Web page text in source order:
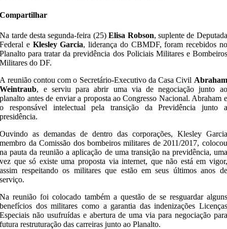
Compartilhar
Na tarde desta segunda-feira (25)Elisa Robson, suplente de Deputada
Federal e Klesley Garcia, liderança do CBMDF, foram recebidos no
Planalto para tratar da previdência dos Policiais Militares e Bombeiros
Militares do DF.
A reunião contou com o Secretário-Executivo da Casa Civil Abraham
Weintraub, e serviu para abrir uma via de negociação junto ao
planalto antes de enviar a proposta ao Congresso Nacional. Abraham e
o responsável intelectual pela transição da Previdência junto a
presidência.
Ouvindo as demandas de dentro das corporações, Klesley Garcia
membro da Comissão dos bombeiros militares de 2011/2017, colocou
na pauta da reunião a aplicação de uma transição na previdência, uma
vez que só existe uma proposta via internet, que não está em vigor,
assim respeitando os militares que estão em seus últimos anos de
serviço.
Na reunião foi colocado também a questão de se resguardar alguns
benefícios dos militares como a garantia das indenizações Licenças
Especiais não usufruídas e abertura de uma via para negociação para
futura restruturação das carreiras junto ao Planalto.